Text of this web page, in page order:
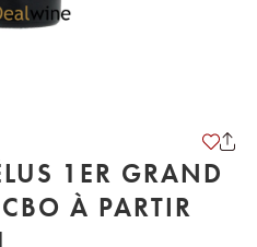
1ER GRAND
À PARTIR